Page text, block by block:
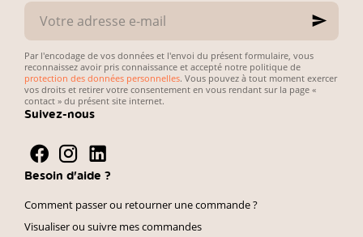
Votre
adresse
e-
mail
Par l'encodage de vos données et l'envoi du présent formulaire, vous
reconnaissez avoir pris connaissance et accepté notre politique de
protection des données personnelles. Vous pouvez à tout moment exercer
vos droits et retirer votre consentement en vous rendant sur la page «
contact » du présent site internet.
Suivez-nous
Besoin d'aide ?
Comment passer ou retourner une commande ?
Visualiser ou suivre mes commandes